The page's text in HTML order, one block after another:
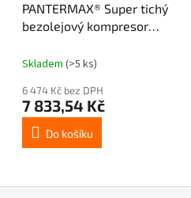
PANTERMAX® Super tichý
bezolejový kompresor
Skladem (>5 ks)
6 474 Kč bez DPH
7 833,54 Kč
Do košíku